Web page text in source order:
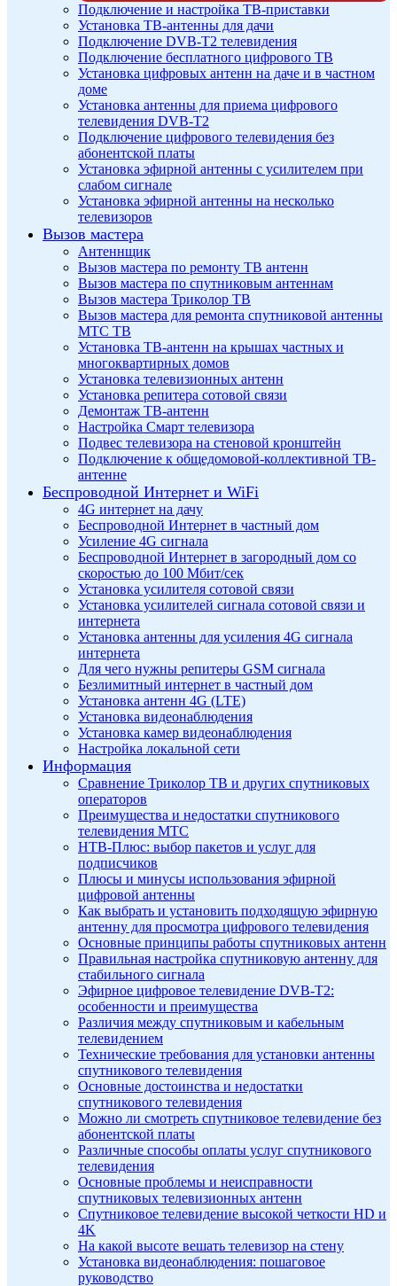
Подключение и настройка ТВ-приставки
Установка ТВ-антенны для дачи
Подключение DVB-T2 телевидения
Подключение бесплатного цифрового ТВ
Установка цифровых антенн на даче и в частном
доме
Установка антенны для приема цифрового
телевидения DVB-T2
Подключение цифрового телевидения без
абонентской платы
Установка эфирной антенны с усилителем при
слабом сигнале
Установка эфирной антенны на несколько
телевизоров
Вызов мастера
Антеннщик
Вызов мастера по ремонту ТВ антенн
Вызов мастера по спутниковым антеннам
Вызов мастера Триколор ТВ
Вызов мастера для ремонта спутниковой антенны
МТС ТВ
Установка ТВ-антенн на крышах частных и
многоквартирных домов
Установка телевизионных антенн
Установка репитера сотовой связи
Демонтаж ТВ-антенн
Настройка Смарт телевизора
Подвес телевизора на стеновой кронштейн
Подключение к общедомовой-коллективной ТВ-
антенне
Беспроводной Интернет и WiFi
4G интернет на дачу
Беспроводной Интернет в частный дом
Усиление 4G сигнала
Беспроводной Интернет в загородный дом со
скоростью до 100 Мбит/сек
Установка усилителя сотовой связи
Установка усилителей сигнала сотовой связи и
интернета
Установка антенны для усиления 4G сигнала
интернета
Для чего нужны репитеры GSM сигнала
Безлимитный интернет в частный дом
Установка антенн 4G (LTE)
Установка видеонаблюдения
Установка камер видеонаблюдения
Настройка локальной сети
Информация
Сравнение Триколор ТВ и других спутниковых
операторов
Преимущества и недостатки спутникового
телевидения МТС
НТВ-Плюс: выбор пакетов и услуг для
подписчиков
Плюсы и минусы использования эфирной
цифровой антенны
Как выбрать и установить подходящую эфирную
антенну для просмотра цифрового телевидения
Основные принципы работы спутниковых антенн
Правильная настройка спутниковую антенну для
стабильного сигнала
Эфирное цифровое телевидение DVB-T2:
особенности и преимущества
Различия между спутниковым и кабельным
телевидением
Технические требования для установки антенны
спутникового телевидения
Основные достоинства и недостатки
спутникового телевидения
Можно ли смотреть спутниковое телевидение без
абонентской платы
Различные способы оплаты услуг спутникового
телевидения
Основные проблемы и неисправности
спутниковых телевизионных антенн
Спутниковое телевидение высокой четкости HD и
4K
На какой высоте вешать телевизор на стену
Установка видеонаблюдения: пошаговое
руководство